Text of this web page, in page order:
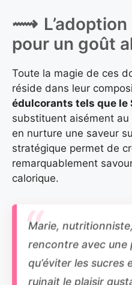
pour un goût
Toute la magie de ces
réside dans leur
édulcorants tels que le
substituent aisément
en nurture une saveur
stratégique permet de
remarquablement
calorique.
Marie,
rencontre avec une
qu’éviter les
ruinait le plaisir